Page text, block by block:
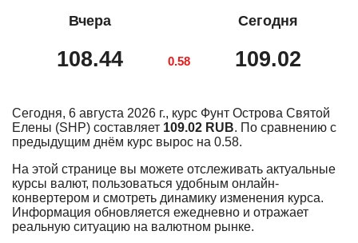
Вчера
108.44 0.58
Сегодня
109.02
Сегодня, 6 августа 2026 г., курс Фунт Острова Святой
Елены (SHP) составляет 109.02 RUB. По сравнению с
предыдущим днём курс вырос на 0.58.
На этой странице вы можете отслеживать актуальные
курсы валют, пользоваться удобным онлайн-
конвертером и смотреть динамику изменения курса.
Информация обновляется ежедневно и отражает
реальную ситуацию на валютном рынке.